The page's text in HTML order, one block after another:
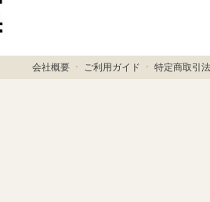
会社概要 ㆍ ご利用ガイド ㆍ特定商取引